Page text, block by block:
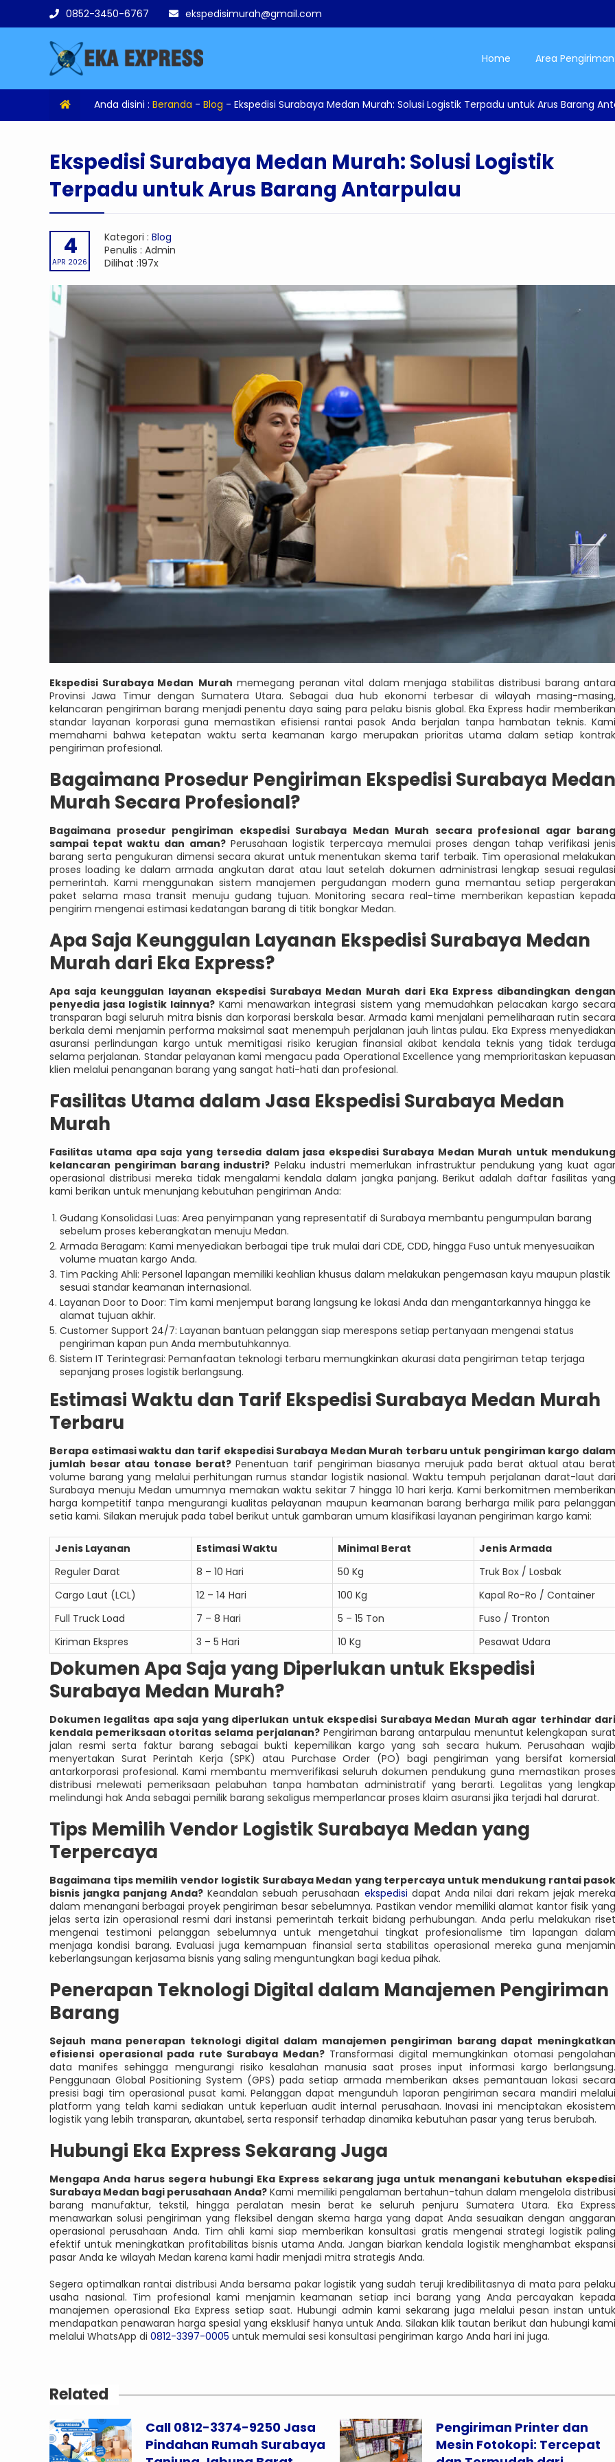
0852-3450-6767 ekspedisimurah@gmail.com
Home Area Pengiriman
Anda disini : Beranda - Blog - Ekspedisi Surabaya Medan Murah: Solusi Logistik Terpadu untuk Arus Barang
Ekspedisi Surabaya Medan Murah: Solusi Logistik
Terpadu untuk Arus Barang Antarpulau
4
APR 2026
Kategori : Blog
Penulis : Admin
Dilihat :197x
Ekspedisi Surabaya Medan Murah memegang peranan vital dalam menjaga stabilitas distribusi barang antara
Provinsi Jawa Timur dengan Sumatera Utara. Sebagai dua hub ekonomi terbesar di wilayah masing-masing,
kelancaran pengiriman barang menjadi penentu daya saing para pelaku bisnis global. Eka Express hadir memberikan
standar layanan korporasi guna memastikan efisiensi rantai pasok Anda berjalan tanpa hambatan teknis. Kami
memahami bahwa ketepatan waktu serta keamanan kargo merupakan prioritas utama dalam setiap kontrak
pengiriman profesional.
Bagaimana Prosedur Pengiriman Ekspedisi Surabaya Medan
Murah Secara Profesional?
Bagaimana prosedur pengiriman ekspedisi Surabaya Medan Murah secara profesional agar barang
sampai tepat waktu dan aman?Perusahaan logistik terpercaya memulai proses dengan tahap verifikasi jenis
barang serta pengukuran dimensi secara akurat untuk menentukan skema tarif terbaik. Tim operasional melakukan
proses loading ke dalam armada angkutan darat atau laut setelah dokumen administrasi lengkap sesuai regulasi
pemerintah. Kami menggunakan sistem manajemen pergudangan modern guna memantau setiap pergerakan
paket selama masa transit menuju gudang tujuan. Monitoring secara real-time memberikan kepastian kepada
pengirim mengenai estimasi kedatangan barang di titik bongkar Medan.
Apa Saja Keunggulan Layanan Ekspedisi Surabaya Medan
Murah dari Eka Express?
Apa saja keunggulan layanan ekspedisi Surabaya Medan Murah dari Eka Express dibandingkan dengan
penyedia jasa logistik lainnya? Kami menawarkan integrasi sistem yang memudahkan pelacakan kargo secara
transparan bagi seluruh mitra bisnis dan korporasi berskala besar. Armada kami menjalani pemeliharaan rutin secara
berkala demi menjamin performa maksimal saat menempuh perjalanan jauh lintas pulau. Eka Express menyediakan
asuransi perlindungan kargo untuk memitigasi risiko kerugian finansial akibat kendala teknis yang tidak terduga
selama perjalanan. Standar pelayanan kami mengacu pada Operational Excellence yang memprioritaskan kepuasan
klien melalui penanganan barang yang sangat hati-hati dan profesional.
Fasilitas Utama dalam Jasa Ekspedisi Surabaya Medan
Murah
Fasilitas utama apa saja yang tersedia dalam jasa ekspedisi Surabaya Medan Murah untuk mendukung
kelancaran pengiriman barang industri? Pelaku industri memerlukan infrastruktur pendukung yang kuat agar
operasional distribusi mereka tidak mengalami kendala dalam jangka panjang. Berikut adalah daftar fasilitas yang
kami berikan untuk menunjang kebutuhan pengiriman Anda:
Gudang Konsolidasi Luas: Area penyimpanan yang representatif di Surabaya membantu pengumpulan barang
sebelum proses keberangkatan menuju Medan.
Armada Beragam: Kami menyediakan berbagai tipe truk mulai dari CDE, CDD, hingga Fuso untuk menyesuaikan
volume muatan kargo Anda.
Tim Packing Ahli: Personel lapangan memiliki keahlian khusus dalam melakukan pengemasan kayu maupun plastik
sesuai standar keamanan internasional.
Layanan Door to Door: Tim kami menjemput barang langsung ke lokasi Anda dan mengantarkannya hingga ke
alamat tujuan akhir.
Customer Support 24/7: Layanan bantuan pelanggan siap merespons setiap pertanyaan mengenai status
pengiriman kapan pun Anda membutuhkannya.
Sistem IT Terintegrasi: Pemanfaatan teknologi terbaru memungkinkan akurasi data pengiriman tetap terjaga
sepanjang proses logistik berlangsung.
Estimasi Waktu dan Tarif Ekspedisi Surabaya Medan Murah
Terbaru
Berapa estimasi waktu dan tarif ekspedisi Surabaya Medan Murah terbaru untuk pengiriman kargo dalam
jumlah besar atau tonase berat?Penentuan tarif pengiriman biasanya merujuk pada berat aktual atau berat
volume barang yang melalui perhitungan rumus standar logistik nasional. Waktu tempuh perjalanan darat-laut dari
Surabaya menuju Medan umumnya memakan waktu sekitar 7 hingga 10 hari kerja. Kami berkomitmen memberikan
harga kompetitif tanpa mengurangi kualitas pelayanan maupun keamanan barang berharga milik para pelanggan
setia kami. Silakan merujuk pada tabel berikut untuk gambaran umum klasifikasi layanan pengiriman kargo kami:
Jenis Layanan Estimasi Waktu Minimal Berat
Jenis Armada
Reguler Darat
8 – 10 Hari 50 Kg
Truk Box / Losbak
Cargo Laut (LCL)
12 – 14 Hari 100 Kg
Kapal Ro-Ro / Container
Full Truck Load
7 – 8 Hari 5 – 15 Ton
Fuso / Tronton
Kiriman Ekspres
3 – 5 Hari 10 Kg Pesawat Udara
Dokumen Apa Saja yang Diperlukan untuk Ekspedisi
Surabaya Medan Murah?
Dokumen legalitas apa saja yang diperlukan untuk ekspedisi Surabaya Medan Murah agar terhindar dari
kendala pemeriksaan otoritas selama perjalanan?Pengiriman barang antarpulau menuntut kelengkapan surat
jalan resmi serta faktur barang sebagai bukti kepemilikan kargo yang sah secara hukum. Perusahaan wajib
menyertakan Surat Perintah Kerja (SPK) atau Purchase Order (PO) bagi pengiriman yang bersifat komersial
antarkorporasi profesional. Kami membantu memverifikasi seluruh dokumen pendukung guna memastikan proses
distribusi melewati pemeriksaan pelabuhan tanpa hambatan administratif yang berarti. Legalitas yang lengkap
melindungi hak Anda sebagai pemilik barang sekaligus memperlancar proses klaim asuransi jika terjadi hal darurat.
Tips Memilih Vendor Logistik Surabaya Medan yang
Terpercaya
Bagaimana tips memilih vendor logistik Surabaya Medan yang terpercaya untuk mendukung rantai pasok
bisnis jangka panjang Anda? Keandalan sebuah perusahaan ekspedisi dapat Anda nilai dari rekam jejak mereka
dalam menangani berbagai proyek pengiriman besar sebelumnya. Pastikan vendor memiliki alamat kantor fisik yang
jelas serta izin operasional resmi dari instansi pemerintah terkait bidang perhubungan. Anda perlu melakukan riset
mengenai testimoni pelanggan sebelumnya untuk mengetahui tingkat profesionalisme tim lapangan dalam
menjaga kondisi barang. Evaluasi juga kemampuan finansial serta stabilitas operasional mereka guna menjamin
keberlangsungan kerjasama bisnis yang saling menguntungkan bagi kedua pihak.
Penerapan Teknologi Digital dalam Manajemen Pengiriman
Barang
Sejauh mana penerapan teknologi digital dalam manajemen pengiriman barang dapat meningkatkan
efisiensi operasional pada rute Surabaya Medan?Transformasi digital memungkinkan otomasi pengolahan
data manifes sehingga mengurangi risiko kesalahan manusia saat proses input informasi kargo berlangsung.
Penggunaan Global Positioning System (GPS) pada setiap armada memberikan akses pemantauan lokasi secara
presisi bagi tim operasional pusat kami. Pelanggan dapat mengunduh laporan pengiriman secara mandiri melalui
platform yang telah kami sediakan untuk keperluan audit internal perusahaan. Inovasi ini menciptakan ekosistem
logistik yang lebih transparan, akuntabel, serta responsif terhadap dinamika kebutuhan pasar yang terus berubah.
Hubungi Eka Express Sekarang Juga
Mengapa Anda harus segera hubungi Eka Express sekarang juga untuk menangani kebutuhan ekspedisi
Surabaya Medan bagi perusahaan Anda? Kami memiliki pengalaman bertahun-tahun dalam mengelola distribusi
barang manufaktur, tekstil, hingga peralatan mesin berat ke seluruh penjuru Sumatera Utara. Eka Express
menawarkan solusi pengiriman yang fleksibel dengan skema harga yang dapat Anda sesuaikan dengan anggaran
operasional perusahaan Anda. Tim ahli kami siap memberikan konsultasi gratis mengenai strategi logistik paling
efektif untuk meningkatkan profitabilitas bisnis utama Anda. Jangan biarkan kendala logistik menghambat ekspansi
pasar Anda ke wilayah Medan karena kami hadir menjadi mitra strategis Anda.
Segera optimalkan rantai distribusi Anda bersama pakar logistik yang sudah teruji kredibilitasnya di mata para pelaku
usaha nasional. Tim profesional kami menjamin keamanan setiap inci barang yang Anda percayakan kepada
manajemen operasional Eka Express setiap saat. Hubungi admin kami sekarang juga melalui pesan instan untuk
mendapatkan penawaran harga spesial yang eksklusif hanya untuk Anda. Silakan klik tautan berikut dan hubungi kami
melalui WhatsApp di 0812-3397-0005 untuk memulai sesi konsultasi pengiriman kargo Anda hari ini juga.
Related
Call 0812-3374-9250 Jasa
Pindahan Rumah Surabaya
Pengiriman Printer dan
Mesin Fotokopi: Tercepat